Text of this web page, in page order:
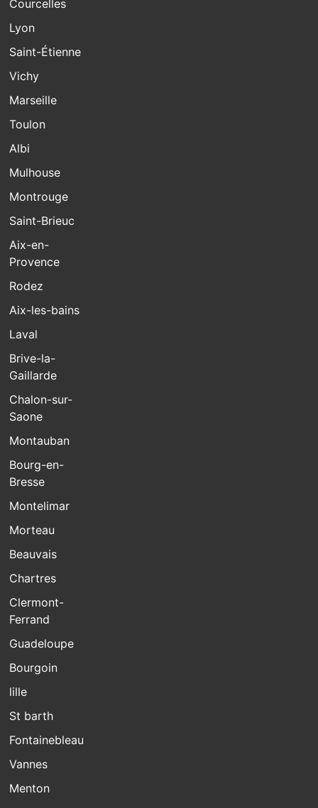
Courcelles
Lyon
Saint-Étienne
Vichy
Marseille
Toulon
Albi
Mulhouse
Montrouge
Saint-Brieuc
Aix-en-
Provence
Rodez
Aix-les-bains
Laval
Brive-la-
Gaillarde
Chalon-sur-
Saone
Montauban
Bourg-en-
Bresse
Montelimar
Morteau
Beauvais
Chartres
Clermont-
Ferrand
Guadeloupe
Bourgoin
lille
St barth
Fontainebleau
Vannes
Menton